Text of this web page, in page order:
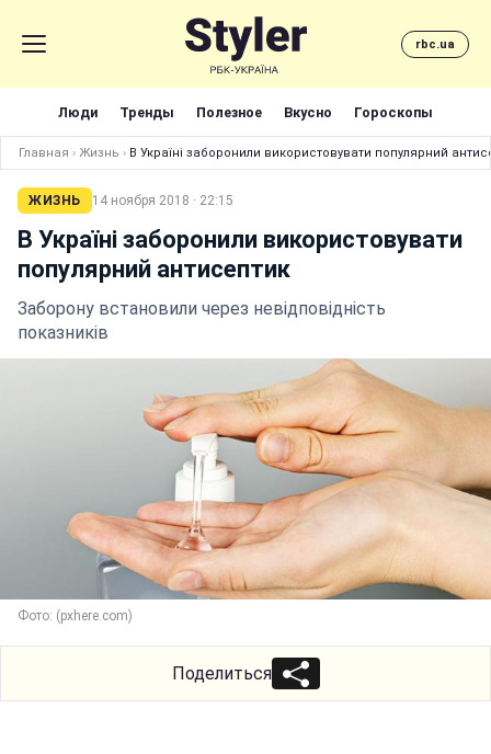
rbc.ua
Люди Тренды Полезное Вкусно Гороскопы
Главная › Жизнь › В Україні заборонили використовувати популярний
ЖИЗНЬ 14 ноября 2018 · 22:15
В Україні заборонили використовувати
популярний антисептик
Заборону встановили через невідповідність
показників
Фото: (pxhere.com)
Поделиться